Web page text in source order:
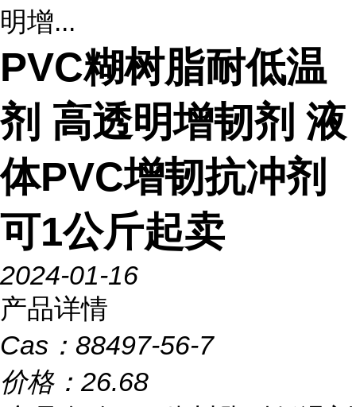
明增...
PVC糊树脂耐低温
剂 高透明增韧剂 液
体PVC增韧抗冲剂
可1公斤起卖
2024-01-16
产品详情
Cas： 88497-56-7
价格： 26.68